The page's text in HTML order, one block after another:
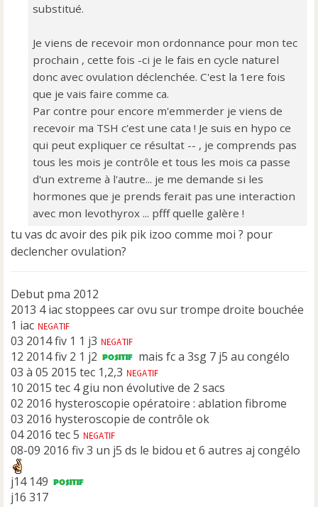
substitué.
Je viens de recevoir mon ordonnance pour mon tec
prochain , cette fois -ci je le fais en cycle naturel
donc avec ovulation déclenchée. C'est la 1ere fois
que je vais faire comme ca.
Par contre pour encore m'emmerder je viens de
recevoir ma TSH c'est une cata ! Je suis en hypo ce
qui peut expliquer ce résultat -- , je comprends pas
tous les mois je contrôle et tous les mois ca passe
d'un extreme à l'autre... je me demande si les
hormones que je prends ferait pas une interaction
avec mon levothyrox ... pfff quelle galère !
tu vas dc avoir des pik pik izoo comme moi ? pour
declencher ovulation?
Debut pma 2012
2013 4 iac stoppees car ovu sur trompe droite bouchée
1 iac
03 2014 fiv 1 1 j3
12 2014 fiv 2 1 j2
mais fc a 3sg 7 j5 au congélo
03 à 05 2015 tec 1,2,3
10 2015 tec 4 giu non évolutive de 2 sacs
02 2016 hysteroscopie opératoire : ablation fibrome
03 2016 hysteroscopie de contrôle ok
04 2016 tec 5
08-09 2016 fiv 3 un j5 ds le bidou et 6 autres aj congélo
j14 149
j16 317